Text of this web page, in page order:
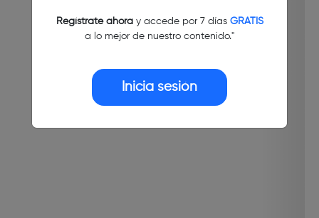
Regístrate ahoray accede por 7 días GRATIS
a lo mejor de nuestro contenido."
Inicia sesión